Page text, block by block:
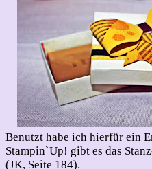
Benutzt habe ich hierfür ein
Stampin`Up! gibt es das
(JK, Seite 184).